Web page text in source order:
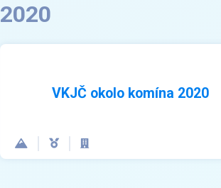
2020
VKJČ okolo komína 2020